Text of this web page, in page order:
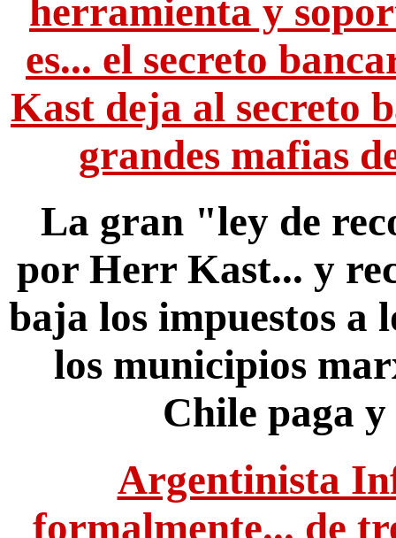
herramienta y
es... el secreto
Kast deja al secreto
grandes mafias
La gran "ley de
por Herr Kast... y
baja los impuestos a
los municipios
Chile paga
Argentinista
formalmente... de